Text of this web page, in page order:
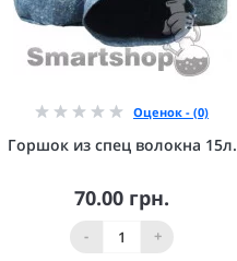
Оценок - (0)
Горшок из спец волокна 15л.
70.00 грн.
- +